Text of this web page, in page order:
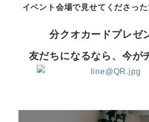
イベント会場で見せてくださっ
分クオカードプレゼ
友だちになるなら、今が